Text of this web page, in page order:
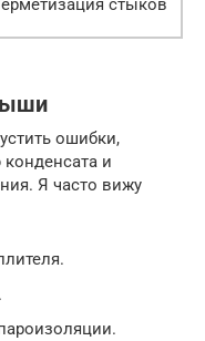
ошибки,
и
Я часто вижу